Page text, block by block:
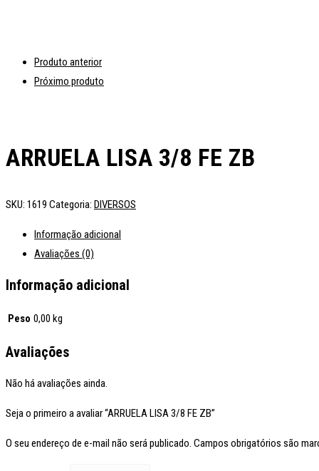
Produto anterior
Próximo produto
ARRUELA LISA 3/8 FE ZB
SKU: 1619 Categoria: DIVERSOS
Informação adicional
Avaliações (0)
Informação adicional
Peso 0,00 kg
Avaliações
Não há avaliações ainda.
Seja o primeiro a avaliar “ARRUELA LISA 3/8 FE ZB”
O seu endereço de e-mail não será publicado. Campos obrigatórios são